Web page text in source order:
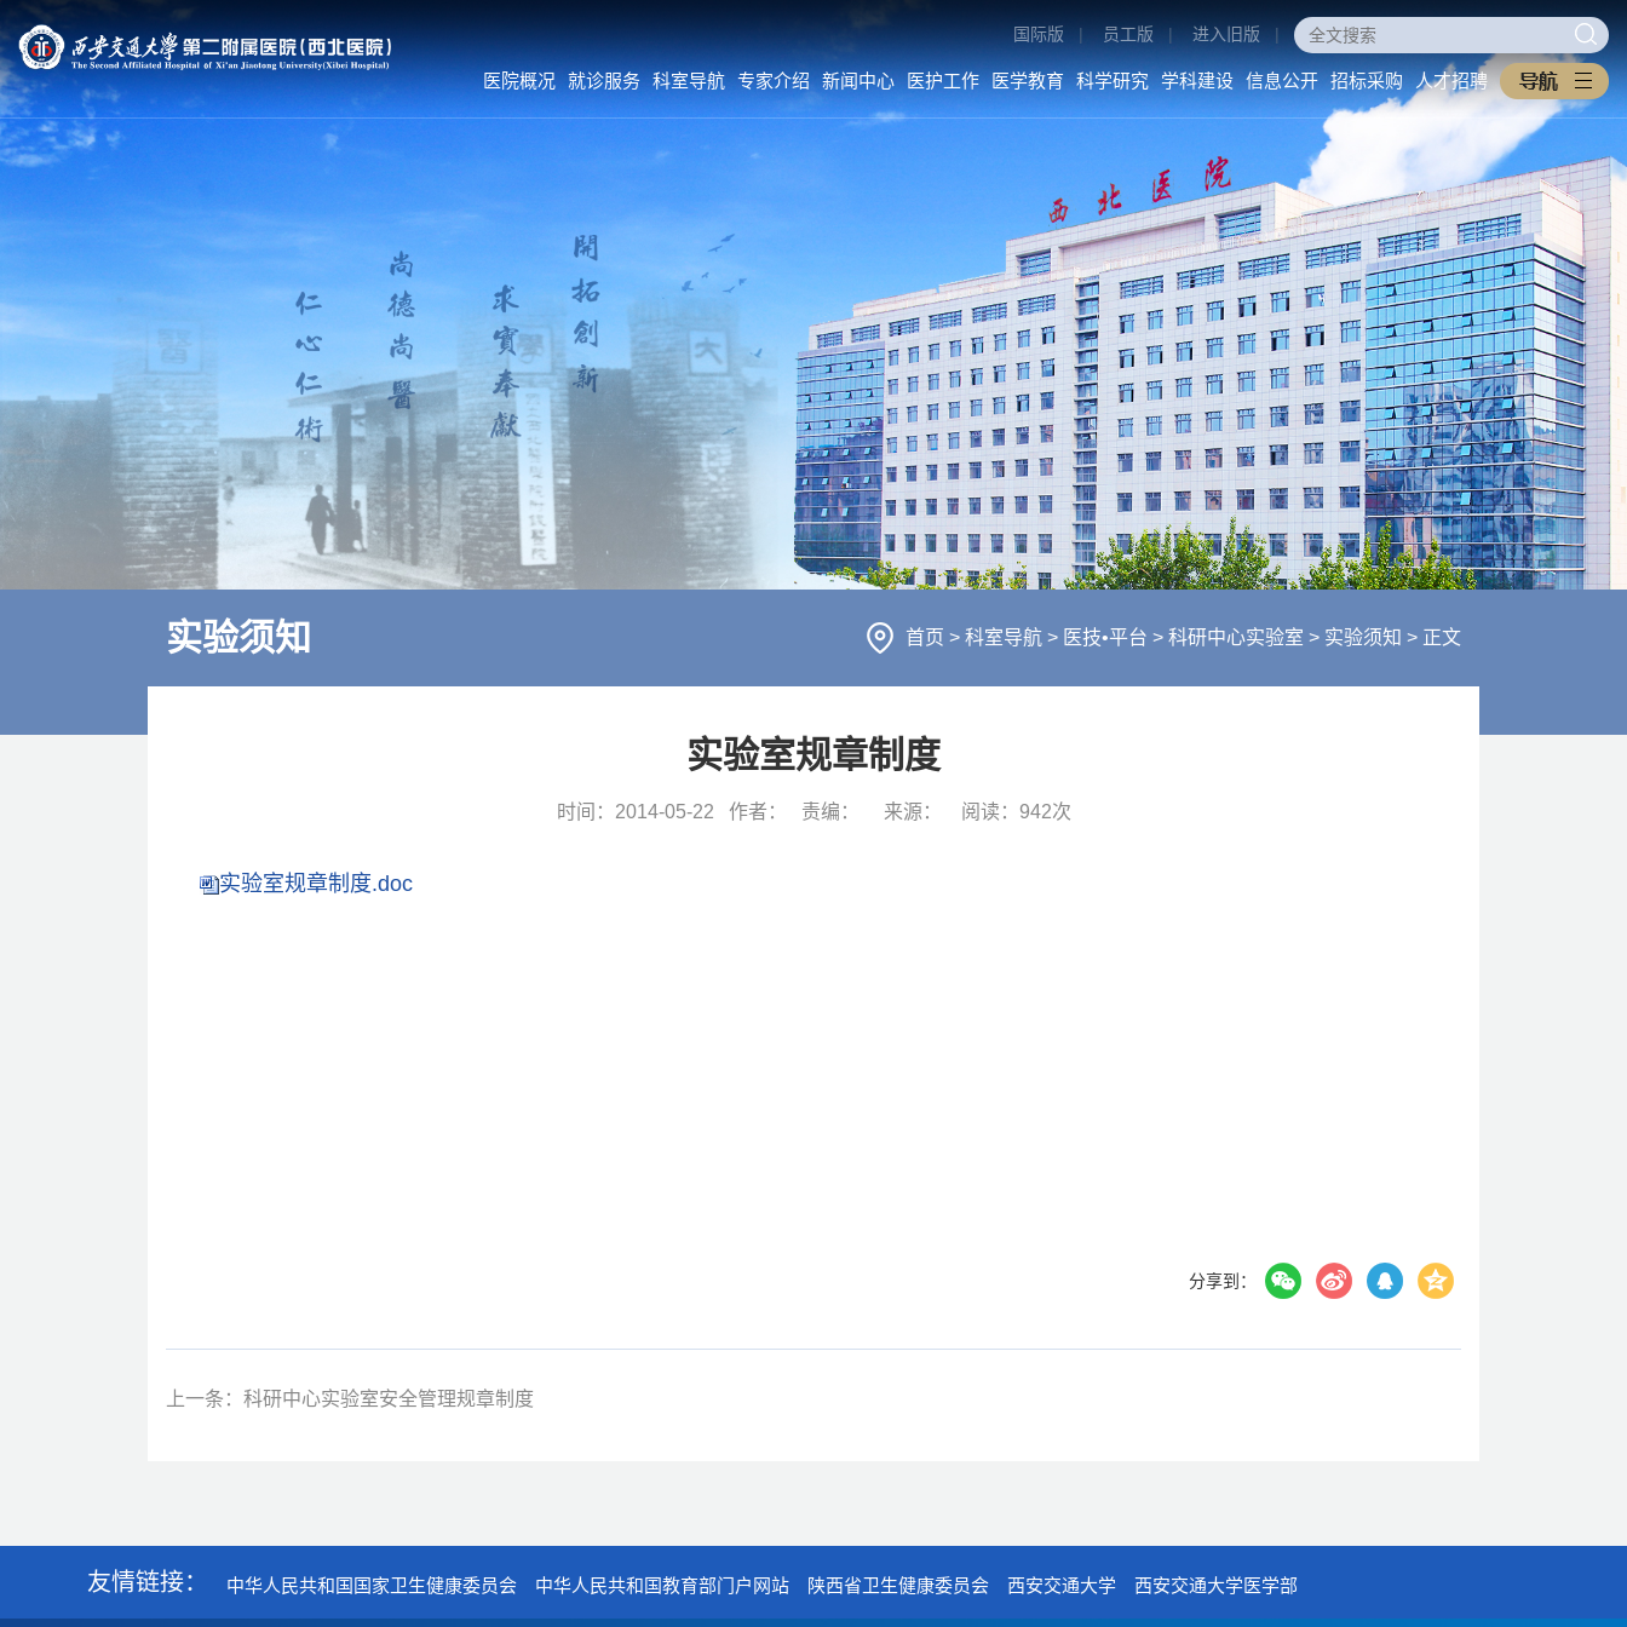
医院概况
医保服务
护理到家
就诊须知
就医流程
多学科诊疗
特色医疗
病院•中心
外科系统
医技•平台
病院•中心
科室动态
人文关怀
媒体二院
公告
数字院报
护理动态
医学教育
本科生教育
研究生教育
住培专培
继续教育
教学之窗
规章制度
下载专区
科学研究
科研动态
科研管理
学科建设
重点学科
医工交叉
中西医协同旗舰医院
信息公开
医院概况
医院环境
行风建设
招标采购
采购公告
中标公告
人才招聘
国际版 | 员工版 | 进入旧版 |
医院概况 就诊服务 科室导航 专家介绍 新闻中心 医护工作 医学教育 科学研究 学科建设 信息公开 招标采购 人才招聘
实验须知 首页 > 科室导航 > 医技•平台 > 科研中心实验室 > 实验须知 > 正文
实验室规章制度
时间：2014-05-22 作者： 责编： 来源： 阅读： 942次
实验室规章制度.doc
分享到：
上一条：科研中心实验室安全管理规章制度
友情链接： 中华人民共和国国家卫生健康委员会 中华人民共和国教育部门户网站 陕西省卫生健康委员会 西安交通大学 西安交通大学医学部